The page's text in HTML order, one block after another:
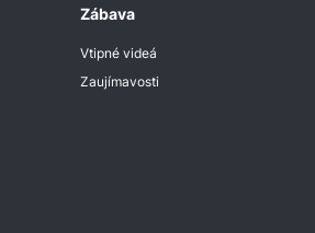
Zábava
Vtipné videá
Zaujímavosti